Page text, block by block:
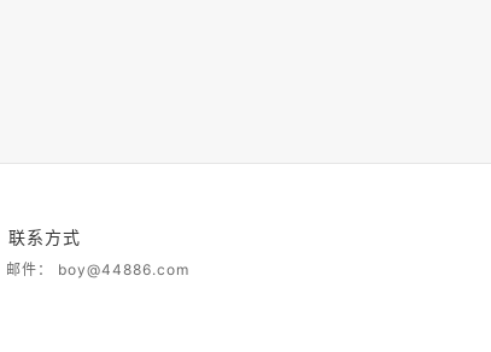
联系方式
邮件： boy@44886.com